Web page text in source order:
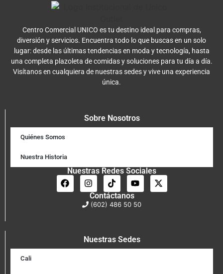
Centro Comercial UNICO es tu destino ideal para compras,
diversión y servicios. Encuentra todo lo que buscas en un solo
lugar: desde las últimas tendencias en moda y tecnología, hasta
una completa plazoleta de comidas y soluciones para tu día a día.
Visítanos en cualquiera de nuestras sedes y vive una experiencia
única.
Sobre Nosotros
Quiénes Somos
Nuestra Historia
Nuestras Redes Sociales
Contáctanos
(602) 486 50 50
Nuestras Sedes
Cali